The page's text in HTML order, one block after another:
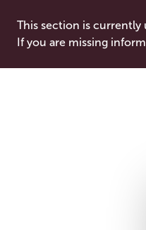
This section is currently
If you are missing